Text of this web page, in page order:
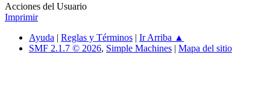
Acciones del Usuario
Imprimir
Ayuda | Reglas y Términos | Ir Arriba ▲
SMF 2.1.7 © 2026, Simple Machines | Mapa del sitio